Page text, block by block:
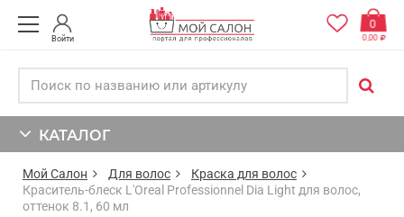
Войти
0
0,00
КАТАЛОГ
Мой Салон Для волос
Краска для волос
Краситель-блеск L'Oreal Professionnel Dia Light для волос,
оттенок 8.1, 60 мл